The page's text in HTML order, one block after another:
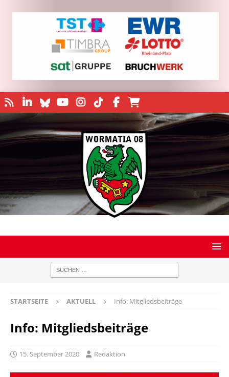
STARTSEITE AKTUELL Info: Mitgliedsbeiträge
Info: Mitgliedsbeiträge
15. September 2020 Redaktion